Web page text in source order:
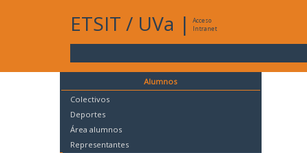
ETSIT / UVa |
Acceso
Intranet
Alumnos
Colectivos
Deportes
Área alumnos
Representantes